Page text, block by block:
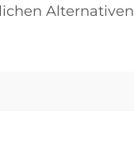
Alternativen
ökologischer